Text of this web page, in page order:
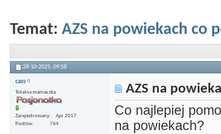
Temat: AZS na powiekach co
28-10-2025, 09:58
cass
Totalna maniaczka
Zarejestrowany
Apr 2017
Postów
764
AZS na
Co najlepiej
na powiekach?